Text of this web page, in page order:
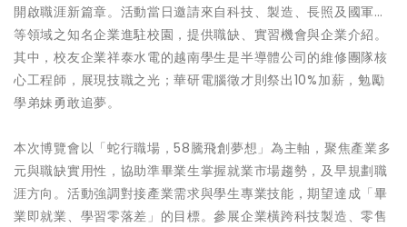
開啟職涯新篇章。活動當日邀請來自科技、製造、長照及國軍…
等領域之知名企業進駐校園，提供職缺、實習機會與企業介紹。
其中，校友企業祥泰水電的越南學生是半導體公司的維修團隊核
心工程師，展現技職之光；華研電腦徵才則祭出10%加薪，勉勵
學弟妹勇敢追夢。
本次博覽會以「蛇行職場，58騰飛創夢想」為主軸，聚焦產業多
元與職缺實用性，協助準畢業生掌握就業市場趨勢，及早規劃職
涯方向。活動強調對接產業需求與學生專業技能，期望達成「畢
業即就業、學習零落差」的目標。參展企業橫跨科技製造、零售